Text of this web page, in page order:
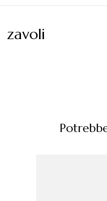
zavoli